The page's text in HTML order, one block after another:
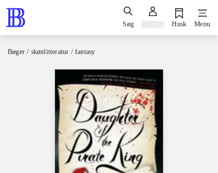
Søg Husk Menu
Bøger / skønlitteratur / fantasy